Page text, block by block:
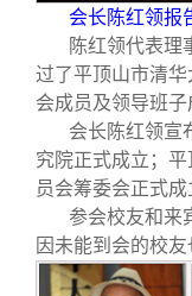
会长陈红领报
陈红领代表理
过了平顶山市清
会成员及领导班子
会长陈红领宣
究院正式成立；
员会筹委会正式成
参会校友和来
因未能到会的校友